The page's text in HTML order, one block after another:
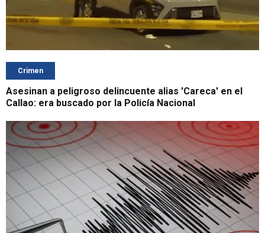
Crimen
Asesinan a peligroso delincuente alias 'Careca' en el
Callao: era buscado por la Policía Nacional